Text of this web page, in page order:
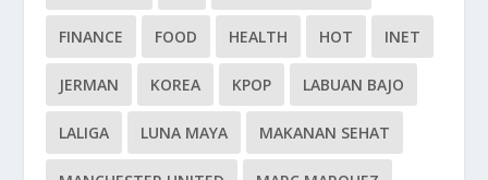
FINANCE FOOD HEALTH HOT INET
JERMAN KOREA KPOP LABUAN BAJO
LALIGA LUNA MAYA MAKANAN SEHAT